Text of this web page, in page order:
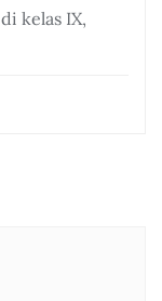
kelas IX,